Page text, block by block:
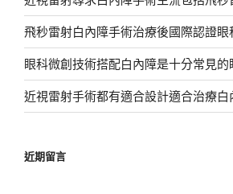
飛秒雷射白內障手術治療後國際認證眼
眼科微創技術搭配白內障是十分常見的
近視雷射手術都有適合設計適合治療白
近期留言